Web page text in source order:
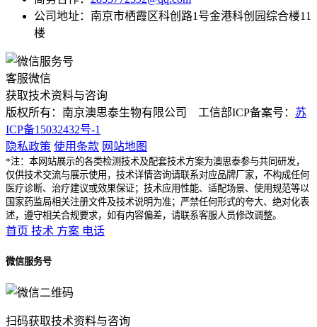
公司地址：南京市栖霞区科创路1号金港科创园综合楼11
楼
客服微信
获取技术资料与咨询
版权所有：南京澳思泰生物有限公司 工信部ICP备案号： 苏
ICP备15032432号-1
隐私政策 使用条款 网站地图
*注：本网站展示的各类检测技术及配套技术方案为澳思泰参与共同研发，
仅供技术交流与展示使用，技术详情咨询请联系对应品牌厂家，不构成任何
医疗诊断、治疗建议或效果保证；技术应用性能、适配场景、使用规范等以
国家药监局相关注册文件及技术说明为准；严禁任何形式的夸大、绝对化表
述，遵守相关合规要求，如有内容偏差，请联系客服人员修改调整。
首页 技术 方案 电话
微信服务号
扫码获取技术资料与咨询